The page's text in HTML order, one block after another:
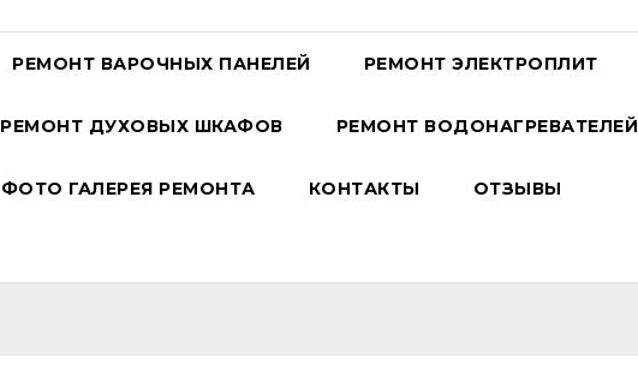
РЕМОНТ ВАРОЧНЫХ ПАНЕЛЕЙ РЕМОНТ ЭЛЕКТРОПЛИТ
РЕМОНТ ДУХОВЫХ ШКАФОВ РЕМОНТ ВОДОНАГРЕВАТЕЛЕЙ
ФОТО ГАЛЕРЕЯ РЕМОНТА КОНТАКТЫ ОТЗЫВЫ